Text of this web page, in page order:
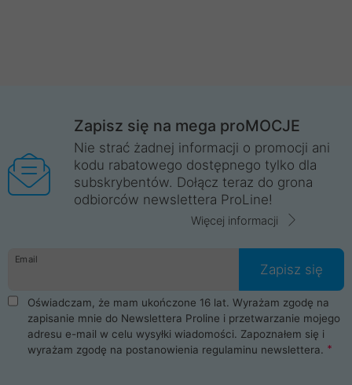
Zapisz się na mega proMOCJE
Nie strać żadnej informacji o promocji ani
kodu rabatowego dostępnego tylko dla
subskrybentów. Dołącz teraz do grona
odbiorców newslettera ProLine!
Więcej informacji
Email
Zapisz się
Oświadczam, że mam ukończone 16 lat. Wyrażam zgodę na
zapisanie mnie do Newslettera Proline i przetwarzanie mojego
adresu e-mail w celu wysyłki wiadomości. Zapoznałem się i
wyrażam zgodę na postanowienia regulaminu newslettera.